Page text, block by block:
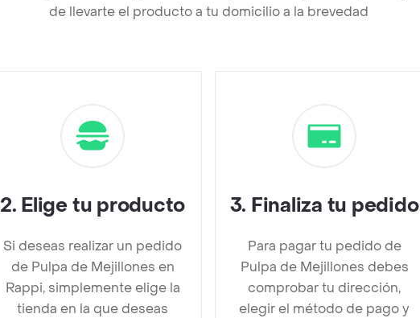
de llevarte el producto a tu domicilio a la brevedad
2. Elige tu producto
Si deseas realizar un pedido
de Pulpa de Mejillones en
Rappi, simplemente elige la
tienda en la que deseas
3. Finaliza tu pedido
Para pagar tu pedido de
Pulpa de Mejillones debes
comprobar tu dirección,
elegir el método de pago y